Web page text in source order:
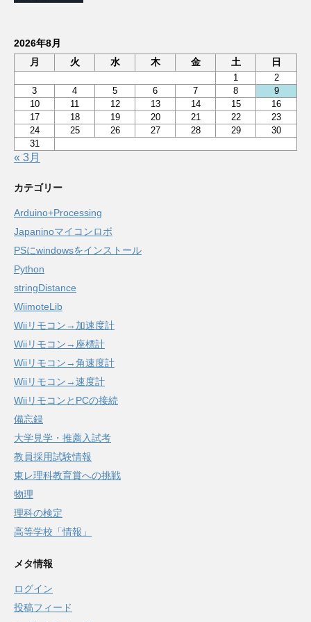
2026年8月
月
火 水 木 金 土 日
1
2
3
4 5 6 7 8
9
10
11 12 13 14 15
16
17
18 19 20 21 22
23
24
25 26 27 28 29
30
31
« 3月
カテゴリー
Arduino+Processing
Japaninoマイコンロボ
PSにwindowsをインストール
Python
stringDistance
WiimoteLib
Wiiリモコン→加速度計
Wiiリモコン→座標計
Wiiリモコン→角速度計
Wiiリモコン→速度計
WiiリモコンとPCの接続
備忘録
大学見学・推薦入試考
教員採用試験情報
東レ理科教育賞への挑戦
物理
理科の検定
高等学校「情報」
メタ情報
ログイン
投稿フィード